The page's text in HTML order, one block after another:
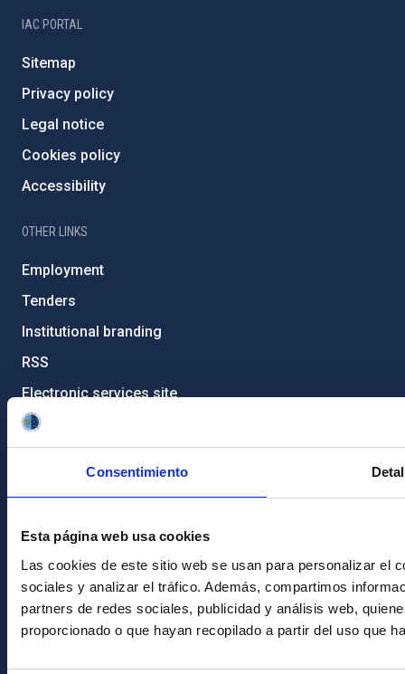
Consentimiento
Esta página web usa cookies
Las cookies de este sitio web se usan para personalizar el
sociales y analizar el tráfico. Además, compartimos
partners de redes sociales, publicidad y análisis web,
proporcionado o que hayan recopilado a partir del uso que
IAC PORTAL
Sitemap
Privacy policy
Legal notice
Cookies policy
Accessibility
OTHER LINKS
Employment
Tenders
Institutional branding
RSS
Electronic services site
Ethics channel
Join our Newsletter